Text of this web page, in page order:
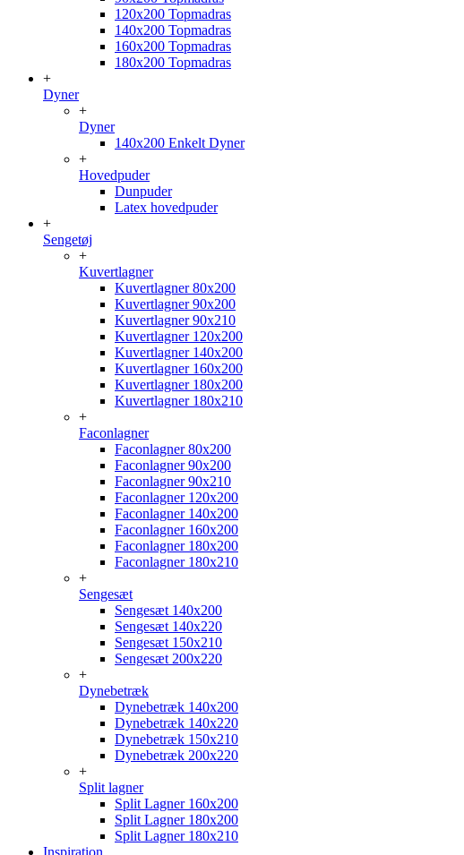
120x200 Topmadras
140x200 Topmadras
160x200 Topmadras
180x200 Topmadras
+
Dyner
+
Dyner
140x200 Enkelt Dyner
+
Hovedpuder
Dunpuder
Latex hovedpuder
+
Sengetøj
+
Kuvertlagner
Kuvertlagner 80x200
Kuvertlagner 90x200
Kuvertlagner 90x210
Kuvertlagner 120x200
Kuvertlagner 140x200
Kuvertlagner 160x200
Kuvertlagner 180x200
Kuvertlagner 180x210
+
Faconlagner
Faconlagner 80x200
Faconlagner 90x200
Faconlagner 90x210
Faconlagner 120x200
Faconlagner 140x200
Faconlagner 160x200
Faconlagner 180x200
Faconlagner 180x210
+
Sengesæt
Sengesæt 140x200
Sengesæt 140x220
Sengesæt 150x210
Sengesæt 200x220
+
Dynebetræk
Dynebetræk 140x200
Dynebetræk 140x220
Dynebetræk 150x210
Dynebetræk 200x220
+
Split lagner
Split Lagner 160x200
Split Lagner 180x200
Split Lagner 180x210
Inspiration